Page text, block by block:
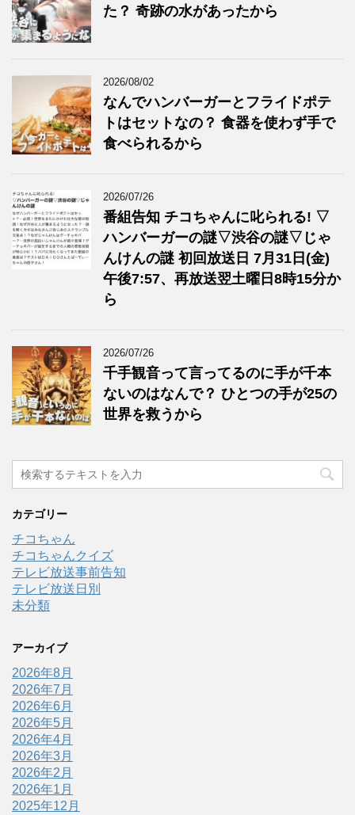
た？ 奇跡の水があったから
2026/08/02
なんでハンバーガーとフライドポテ
トはセットなの？ 食器を使わず手で
食べられるから
2026/07/26
番組告知 チコちゃんに叱られる! ▽
ハンバーガーの謎▽渋谷の謎▽じゃ
んけんの謎 初回放送日 7月31日(金)
午後7:57、再放送翌土曜日8時15分か
ら
2026/07/26
千手観音って言ってるのに手が千本
ないのはなんで？ ひとつの手が25の
世界を救うから
カテゴリー
チコちゃん
チコちゃんクイズ
テレビ放送事前告知
テレビ放送日別
未分類
アーカイブ
2026年8月
2026年7月
2026年6月
2026年5月
2026年4月
2026年3月
2026年2月
2026年1月
2025年12月